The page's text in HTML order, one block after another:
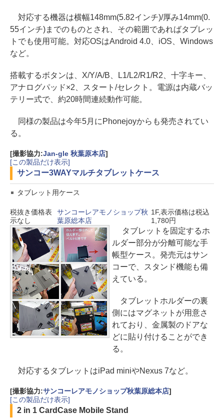
対応する機器は横幅148mm(5.82インチ)/厚み14mm(0.
55インチ)までのものとされ、その範囲であればタブレッ
トでも使用可能。対応OSはAndroid 4.0、iOS、Windows
など。
搭載するボタンは、X/Y/A/B、L1/L2/R1/R2、十字キー、
アナログパッド×2、スタート/セレクト。電源は内蔵バッ
テリー式で、約20時間連続動作可能。
同様の製品は今年5月にPhonejoyからも発売されてい
る。
[撮影協力:Jan-gle 秋葉原本店]
[この製品だけ表示]
サンコー3WAYマルチタブレットケース
タブレット用ケース
税抜き価格表
示なし
サンコーレアモノショップ秋
葉原総本店
1F,表示価格は税込
1,780円
タブレットを固定するホ
ルダー部分が分離可能な手
帳型ケース。発売元はサン
コーで、スタンド機能も備
えている。
タブレットホルダーの裏
側にはマグネットが用意さ
れており、金属製のドアな
どに貼り付けることができ
る。
対応するタブレットはiPad miniやNexus 7など。
[撮影協力:サンコーレアモノショップ秋葉原総本店]
[この製品だけ表示]
2 in 1 CardCase Mobile Stand